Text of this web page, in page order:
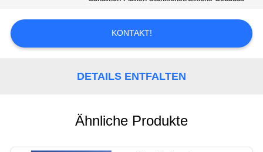
MIT
UNS
VERBINDUNG
NACHRICHTEN
KONTAKT!
DETAILS ENTFALTEN
Ähnliche Produkte